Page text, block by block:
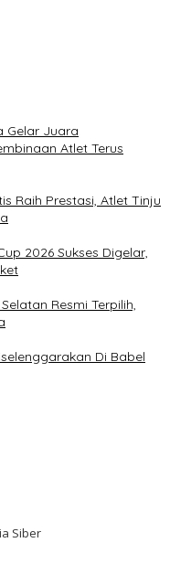
Gelar Juara
Atlet Terus
Raih Prestasi, Atlet Tinju
2026 Sukses Digelar,
Resmi Terpilih,
Di Babel
Siber